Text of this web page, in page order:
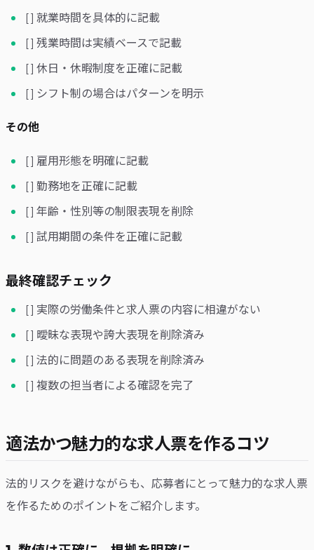
[ ] 就業時間を具体的に記載
[ ] 残業時間は実績ベースで記載
[ ] 休日・休暇制度を正確に記載
[ ] シフト制の場合はパターンを明示
その他
[ ] 雇用形態を明確に記載
[ ] 勤務地を正確に記載
[ ] 年齢・性別等の制限表現を削除
[ ] 試用期間の条件を正確に記載
最終確認チェック
[ ] 実際の労働条件と求人票の内容に相違がない
[ ] 曖昧な表現や誇大表現を削除済み
[ ] 法的に問題のある表現を削除済み
[ ] 複数の担当者による確認を完了
適法かつ魅力的な求人票を作るコツ
法的リスクを避けながらも、応募者にとって魅力的な求人票
を作るためのポイントをご紹介します。